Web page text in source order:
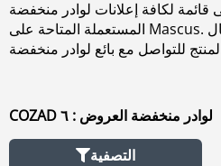
قائمة لكافة إعلانات لوادر منخفضة
المستعملة المتاحة على Mascus. يرجى استخدام بيانات الاتصال
للتواصل مع بائع لوادر منخفضة
COZAD لوادر منخفضة العروض : ٦
التصفية